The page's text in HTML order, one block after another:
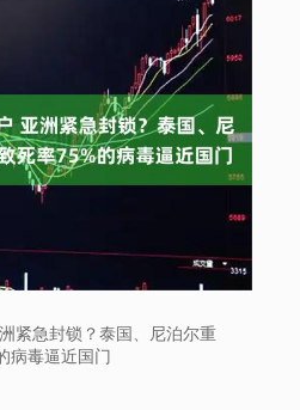
紧急封锁？泰国、尼泊尔重
病毒逼近国门